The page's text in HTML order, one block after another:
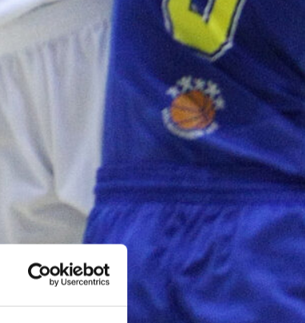
vuotiaiden
poikien
maajoukkue
päätti Nordic
Open -
turnauksen
tappioon
Latviaa